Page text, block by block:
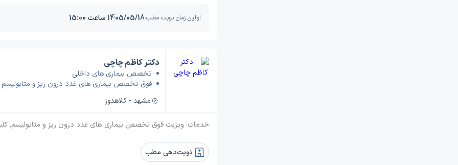
اولین زمان نوبت مطب:1405/05/18 ساعت 15:00
دکتر کاظم چاچی
تخصص بیماری های داخلی
فوق تخصص بیماری های غدد درون ریز و متابولیسم
مشهد - کلاهدوز
خدمات: ویزیت فوق تخصص بیماری های غدد درون ریز و متابولیسم, کلینیک غدد, ویزیت فوق تخصص بیماری& های غدد درون& ریز و
نوبت‌دهی مطب